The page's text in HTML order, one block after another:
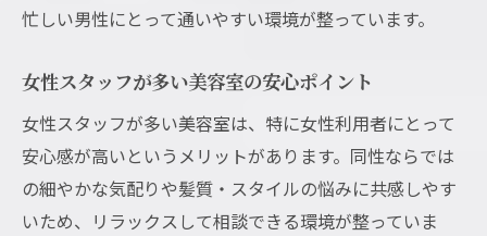
忙しい男性にとって通いやすい環境が整っています。
女性スタッフが多い美容室の安心ポイント
女性スタッフが多い美容室は、特に女性利用者にとって
安心感が高いというメリットがあります。同性ならでは
の細やかな気配りや髪質・スタイルの悩みに共感しやす
いため、リラックスして相談できる環境が整っていま